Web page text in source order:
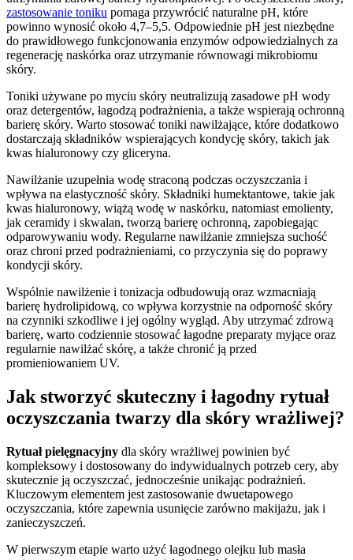
zastosowanie toniku pomaga przywrócić naturalne pH, które
powinno wynosić około 4,7–5,5. Odpowiednie pH jest niezbędne
do prawidłowego funkcjonowania enzymów odpowiedzialnych za
regenerację naskórka oraz utrzymanie równowagi mikrobiomu
skóry.
Toniki używane po myciu skóry neutralizują zasadowe pH wody
oraz detergentów, łagodzą podrażnienia, a także wspierają ochronną
barierę skóry. Warto stosować toniki nawilżające, które dodatkowo
dostarczają składników wspierających kondycję skóry, takich jak
kwas hialuronowy czy gliceryna.
Nawilżanie uzupełnia wodę straconą podczas oczyszczania i
wpływa na elastyczność skóry. Składniki humektantowe, takie jak
kwas hialuronowy, wiążą wodę w naskórku, natomiast emolienty,
jak ceramidy i skwalan, tworzą barierę ochronną, zapobiegając
odparowywaniu wody. Regularne nawilżanie zmniejsza suchość
oraz chroni przed podrażnieniami, co przyczynia się do poprawy
kondycji skóry.
Wspólnie nawilżenie i tonizacja odbudowują oraz wzmacniają
barierę hydrolipidową, co wpływa korzystnie na odporność skóry
na czynniki szkodliwe i jej ogólny wygląd. Aby utrzymać zdrową
barierę, warto codziennie stosować łagodne preparaty myjące oraz
regularnie nawilżać skórę, a także chronić ją przed
promieniowaniem UV.
Jak stworzyć skuteczny i łagodny rytuał
oczyszczania twarzy dla skóry wrażliwej?
Rytuał pielęgnacyjny dla skóry wrażliwej powinien być
kompleksowy i dostosowany do indywidualnych potrzeb cery, aby
skutecznie ją oczyszczać, jednocześnie unikając podrażnień.
Kluczowym elementem jest zastosowanie dwuetapowego
oczyszczania, które zapewnia usunięcie zarówno makijażu, jak i
zanieczyszczeń.
W pierwszym etapie warto użyć łagodnego olejku lub masła